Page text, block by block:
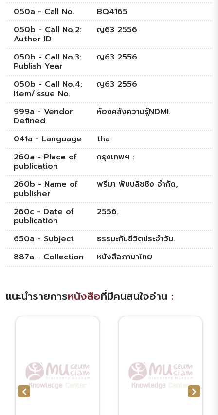
050a - Call No.
BQ4165
050b - Call No.2:
Author ID
ญ63 2556
050b - Call No.3:
Publish Year
ญ63 2556
050b - Call No.4:
Item/Issue No.
ญ63 2556
999a - Vendor
Defined
ห้องคลังความรู้NDMI.
041a - Language
tha
260a - Place of
publication
กรุงเทพฯ :
260b - Name of
publisher
พรีมา พับบลิชชิง จำกัด,
260c - Date of
publication
2556.
650a - Subject
ธรรมะกับชีวิตประจำวัน.
887a - Collection
หนังสือภาษาไทย
แนะนำรายการหนังสือที่มีคนสนใจอ่าน :